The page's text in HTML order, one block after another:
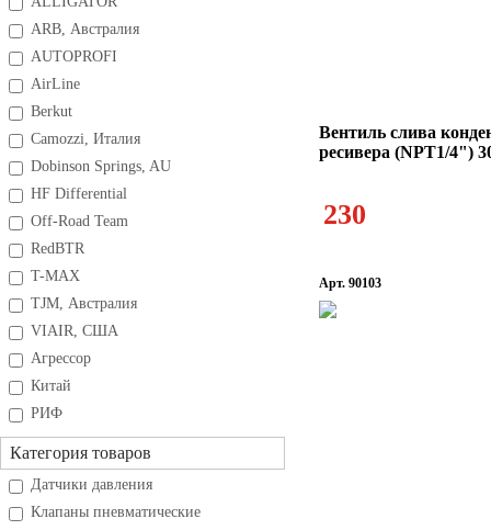
ARB, Австралия
AUTOPROFI
AirLine
Berkut
Camozzi, Италия
Dobinson Springs, AU
HF Differential
Off-Road Team
RedBTR
T-MAX
TJM, Австралия
VIAIR, США
Агрессор
Китай
РИФ
Категория товаров
Датчики давления
Клапаны пневматические
Вентиль слива
ресивера (NPT1/4")
230
Арт. 90103